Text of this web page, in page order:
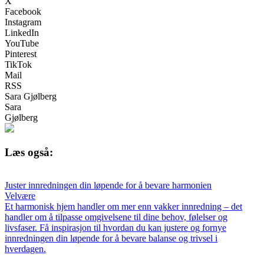
Facebook
Instagram
LinkedIn
YouTube
Pinterest
TikTok
Mail
RSS
Sara Gjølberg
Sara
Gjølberg
Læs også:
Juster innredningen din løpende for å bevare harmonien
Velvære
Et harmonisk hjem handler om mer enn vakker innredning – det
handler om å tilpasse omgivelsene til dine behov, følelser og
livsfaser. Få inspirasjon til hvordan du kan justere og fornye
innredningen din løpende for å bevare balanse og trivsel i
hverdagen.